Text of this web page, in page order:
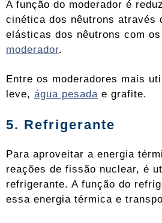
A função do moderador é
cinética dos nêutrons através
elásticas dos nêutrons com
moderador.
Entre os moderadores mais
leve, água pesada e grafite.
5. Refrigerante
Para aproveitar a energia
reações de fissão nuclear, é
refrigerante. A função do
essa energia térmica e